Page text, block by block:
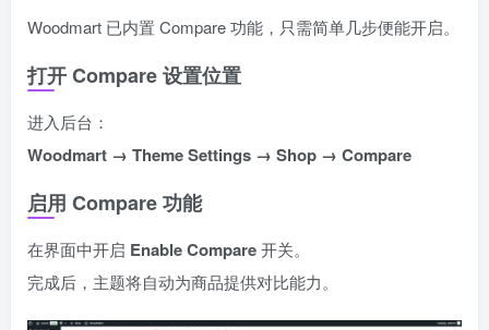
Woodmart 已内置 Compare 功能，只需简单几步便能开启。
打开 Compare 设置位置
进入后台：
Woodmart → Theme Settings → Shop → Compare
启用 Compare 功能
在界面中开启 Enable Compare开关。
完成后，主题将自动为商品提供对比能力。